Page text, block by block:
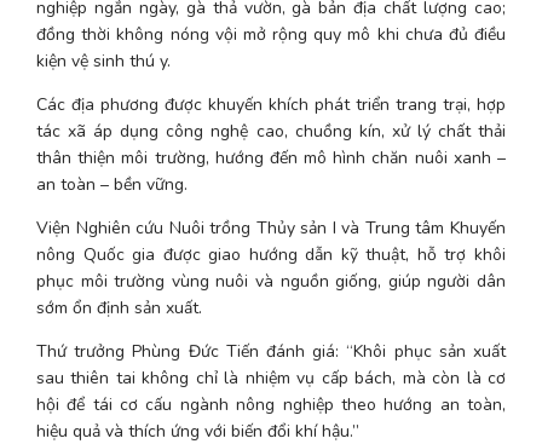
nghiệp ngắn ngày, gà thả vườn, gà bản địa chất lượng cao;
đồng thời không nóng vội mở rộng quy mô khi chưa đủ điều
kiện vệ sinh thú y.
Các địa phương được khuyến khích phát triển trang trại, hợp
tác xã áp dụng công nghệ cao, chuồng kín, xử lý chất thải
thân thiện môi trường, hướng đến mô hình chăn nuôi xanh –
an toàn – bền vững.
Viện Nghiên cứu Nuôi trồng Thủy sản I và Trung tâm Khuyến
nông Quốc gia được giao hướng dẫn kỹ thuật, hỗ trợ khôi
phục môi trường vùng nuôi và nguồn giống, giúp người dân
sớm ổn định sản xuất.
Thứ trưởng Phùng Đức Tiến đánh giá: “Khôi phục sản xuất
sau thiên tai không chỉ là nhiệm vụ cấp bách, mà còn là cơ
hội để tái cơ cấu ngành nông nghiệp theo hướng an toàn,
hiệu quả và thích ứng với biến đổi khí hậu.”